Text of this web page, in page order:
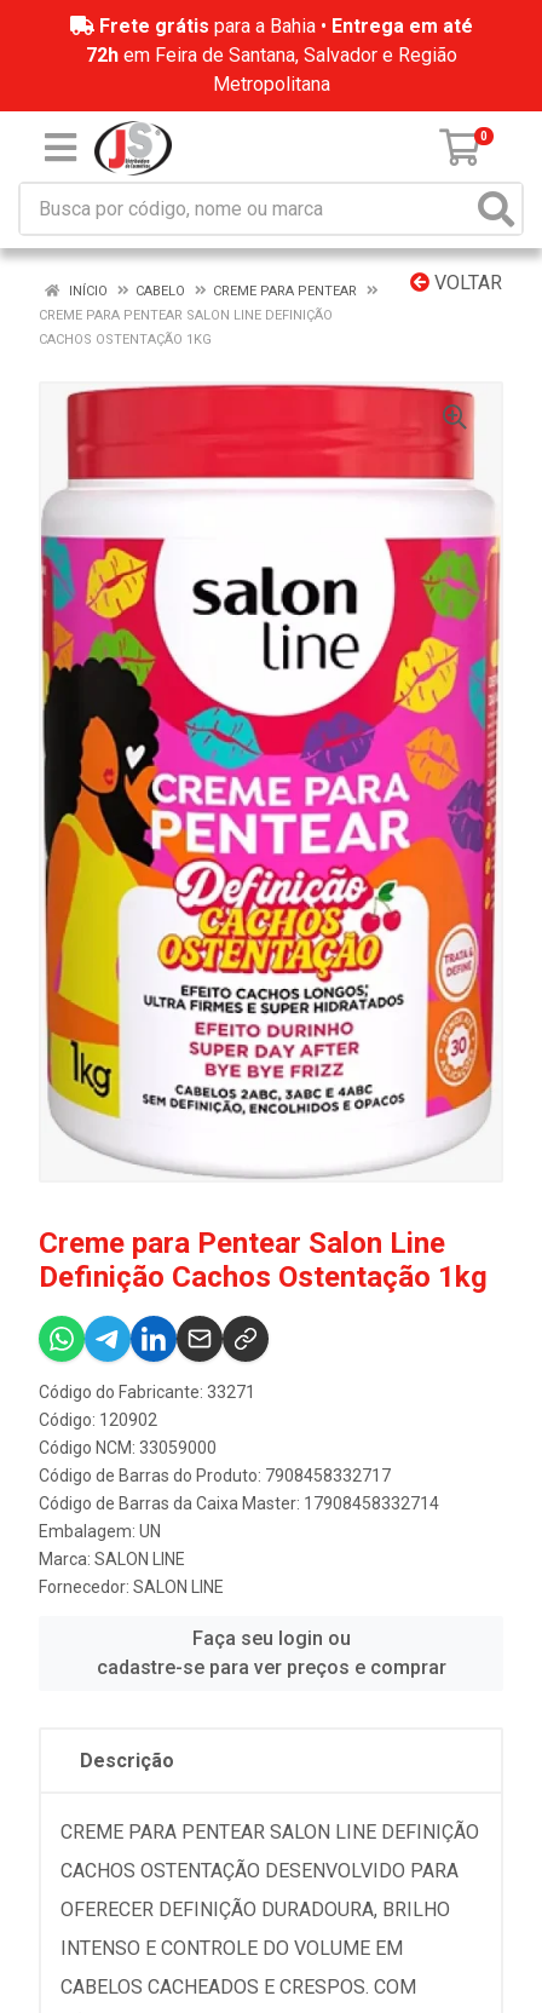
Frete grátis para a Bahia • Entrega em até
72hem Feira de Santana, Salvador e Região
Metropolitana
0
VOLTAR
INÍCIO CABELO
CREME PARA PENTEAR
CREME PARA PENTEAR SALON LINE DEFINIÇÃO
CACHOS OSTENTAÇÃO 1KG
Creme para Pentear Salon Line
Definição Cachos Ostentação 1kg
Código do Fabricante: 33271
Código: 120902
Código NCM: 33059000
Código de Barras do Produto: 7908458332717
Código de Barras da Caixa Master: 17908458332714
Embalagem: UN
Marca: SALON LINE
Fornecedor: SALON LINE
Faça seu login ou
cadastre-se para ver preços e comprar
Descrição
CREME PARA PENTEAR SALON LINE DEFINIÇÃO
CACHOS OSTENTAÇÃO DESENVOLVIDO PARA
OFERECER DEFINIÇÃO DURADOURA, BRILHO
INTENSO E CONTROLE DO VOLUME EM
CABELOS CACHEADOS E CRESPOS. COM